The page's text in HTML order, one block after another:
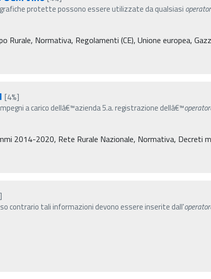
protette possono essere utilizzate da qualsiasi
Rurale, Normativa, Regolamenti (CE), Unione europea,
[4%]
a carico dellâ€™azienda 5.a. registrazione dellâ€™
2014-2020, Rete Rurale Nazionale, Normativa, Decreti
contrario tali informazioni devono essere inserite dall'